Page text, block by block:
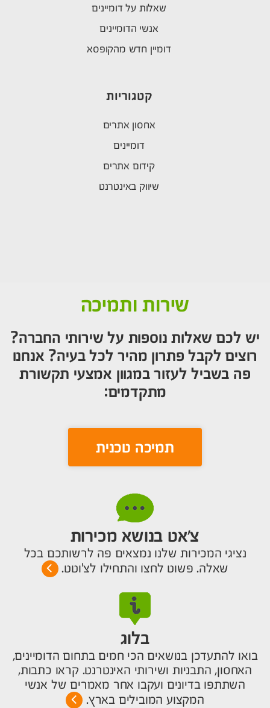
שאלות על דומיינים
אנשי הדומיינים
דומיין חדש מהקופסא
קטגוריות
אחסון אתרים
דומיינים
קידום אתרים
שיווק באינטרנט
שירות ותמיכה
יש לכם שאלות נוספות על שירותי החברה?
רוצים לקבל פתרון מהיר לכל בעיה? אנחנו
פה בשביל לעזור במגוון אמצעי תקשורת
מתקדמים:
תמיכה טכנית
צ’אט בנושא מכירות
נציגי המכירות שלנו נמצאים פה לרשותכם בכל
שאלה. פשוט לחצו והתחילו לצ'וטט.
בלוג
בואו להתעדכן בנושאים הכי חמים בתחום הדומיינים,
האחסון, התבניות ושירותי האינטרנט. קראו כתבות,
השתתפו בדיונים ועקבו אחר מאמרים של אנשי
המקצוע המובילים בארץ.